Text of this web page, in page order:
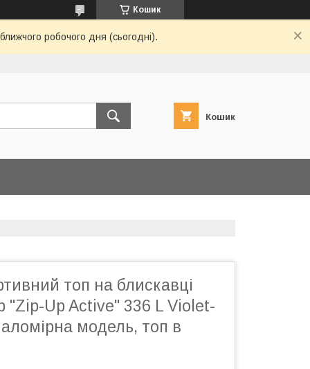
Кошик
робочого дня (сьогодні).
Кошик
топ на блискавці
"Zip-Up Active" 336 L Violet-
модель, топ в